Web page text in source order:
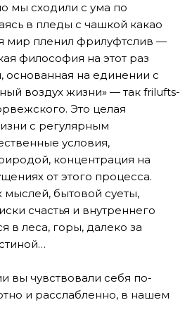
мы сходили с ума по
в пледы с чашкой какао
мир пленил фрилуфтслив —
философия на этот раз
на единении с
воздух жизни» — так frilufts-
Это целая
с регулярным
условия,
концентрация на
от этого процесса.
бытовой суеты,
счастья и внутреннего
в леса, горы, далеко за
вы чувствовали себя по-
и расслабленно, в нашем